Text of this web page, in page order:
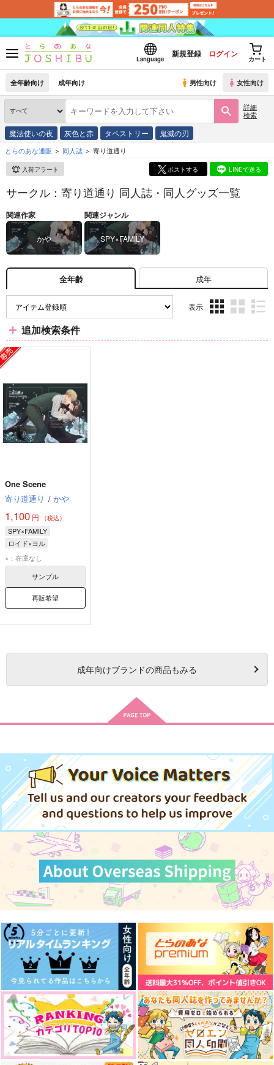
Language
新規登録 ログイン
カート
全年齢向け 成年向け 男性向け 女性向け
詳細
検索
魔法使いの夜 灰色と赤 タペストリー 鬼滅の刃
とらのあな通販 同人誌 寄り道通り
入荷アラート ポストする LINEで送る
サークル：寄り道通り 同人誌・同人グッズ一覧
関連作家
かや
関連ジャンル
SPY×FAMILY
全年齢 成年
表示
ム
ム
ム
追加検索条件
One Scene
寄り道通り / かや
1,100 円 （税込）
SPY×FAMILY
ロイド×ヨル
ロイド・フォージャー
ヨル・フォージャー
×：在庫なし
サンプル
再販希望
成年向けブランドの商品もみる